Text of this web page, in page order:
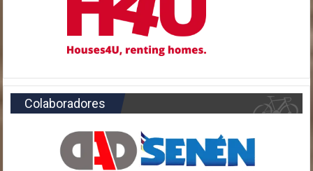
Colaboradores